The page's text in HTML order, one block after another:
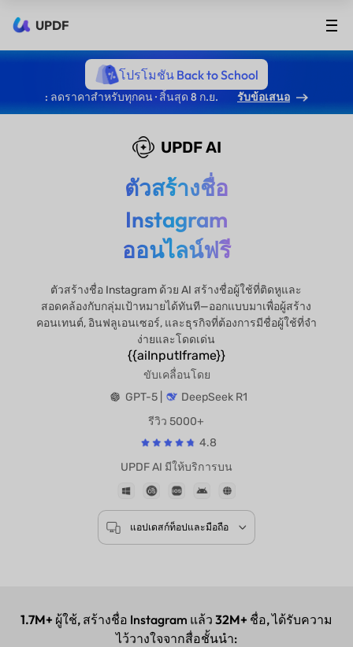
UPDF
โปรโมชัน Back to School
: ลดราคาสำหรับทุกคน · สิ้นสุด 8 ก.ย. รับข้อเสนอ
UPDF AI
ตัวสร้างชื่อ
Instagram
ออนไลน์ฟรี
ตัวสร้างชื่อ Instagram ด้วย AI สร้างชื่อผู้ใช้ที่ติดหูและ
สอดคล้องกับกลุ่มเป้าหมายได้ทันที—ออกแบบมาเพื่อผู้สร้าง
คอนเทนต์, อินฟลูเอนเซอร์, และธุรกิจที่ต้องการมีชื่อผู้ใช้ที่จำ
ง่ายและโดดเด่น
{{aiInputIframe}}
ขับเคลื่อนโดย
GPT-5 |
DeepSeek R1
UPDF AI มีให้บริการบน
1.7M+ ผู้ใช้, สร้างชื่อ Instagram แล้ว 32M+ ชื่อ, ได้รับความ
ไว้วางใจจากสื่อชั้นนำ: